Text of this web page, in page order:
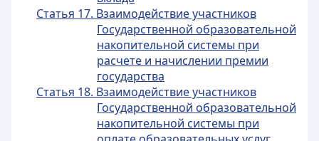
Статья 17. Взаимодействие участников
Государственной образовательной
накопительной системы при
расчете и начислении премии
государства
Статья 18. Взаимодействие участников
Государственной образовательной
накопительной системы при